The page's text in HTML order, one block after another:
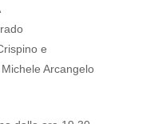
e
Arcangelo